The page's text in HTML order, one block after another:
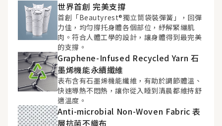
世界首創 完美支撐
首創「Beautyrest®獨立筒袋裝彈簧」，回彈
力佳，均勻撐托身體各個部位，紓解緊繃肌
肉。符合人體工學的設計，讓身體得到最完美
的支撐。
Graphene-Infused Recycled Yarn 石
墨烯機能永續纖維
表布含有石墨烯機能纖維，有助於調節體溫、
快速導熱不悶熱，讓你從入睡到清晨都維持舒
適溫度。
Anti-microbial Non-Woven Fabric 表
層抗菌不織布